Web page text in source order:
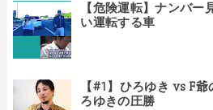
【危険運転】ナンバ
い運転する車
【#1】ひろゆき vs F
ろゆきの圧勝